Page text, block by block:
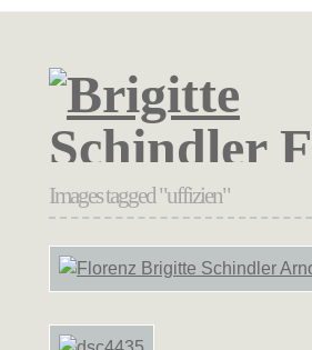
Images tagged "uffizien"